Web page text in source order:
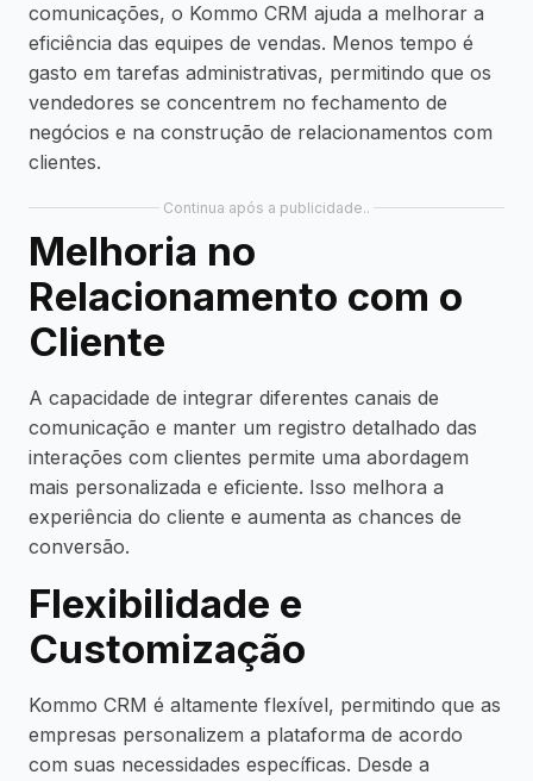
comunicações, o Kommo CRM ajuda a melhorar a
eficiência das equipes de vendas. Menos tempo é
gasto em tarefas administrativas, permitindo que os
vendedores se concentrem no fechamento de
negócios e na construção de relacionamentos com
clientes.
Continua após a publicidade..
Melhoria no
Relacionamento com o
Cliente
A capacidade de integrar diferentes canais de
comunicação e manter um registro detalhado das
interações com clientes permite uma abordagem
mais personalizada e eficiente. Isso melhora a
experiência do cliente e aumenta as chances de
conversão.
Flexibilidade e
Customização
Kommo CRM é altamente flexível, permitindo que as
empresas personalizem a plataforma de acordo
com suas necessidades específicas. Desde a